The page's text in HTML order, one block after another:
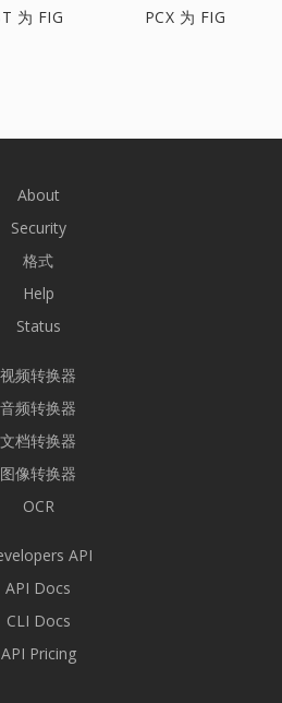
为 FIG PCX 为 FIG
About
Security
格式
Help
Status
视频转换器
音频转换器
文档转换器
图像转换器
OCR
API
API Docs
CLI Docs
API Pricing